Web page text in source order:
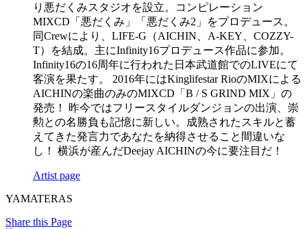
り悪だくみスタジオを設立。コンピレーション
MIXCD「悪だくみ」「悪だくみ2」をプロデュース。
同Crewにより、LIFE-G（AICHIN、A-KEY、COZZY-
T）を結成。主にInfinity16プロデュース作品に参加。
Infinity16の16周年に行われた日本武道館でのLIVEにて
客演を果たす。 2016年にはKinglifestar RioのMIXによる
AICHINの楽曲のみのMIXCD「B / S GRIND MIX」の
発売！ 昨今ではフリースタイルダンジョンの出演、崇
勲との名勝負も記憶に新しい。成熟されたスキルと蓄
えてきた発言力であなたを納得させること間違いな
し！ 横浜が産んだDeejay AICHINの今に要注目だ！
Artist page
YAMATERAS
Share this Page